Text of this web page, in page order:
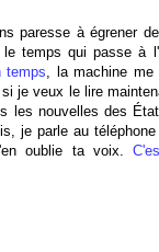
paresse à égrener
temps qui passe à
temps, la machine me
je veux le lire
les nouvelles des
je parle au
oublie ta voix.